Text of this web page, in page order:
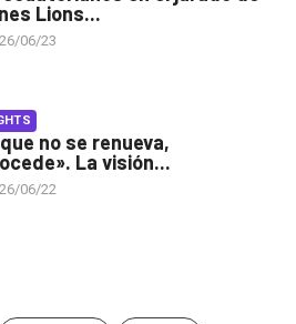
Lions...
06/23
no se renueva,
La visión...
06/22